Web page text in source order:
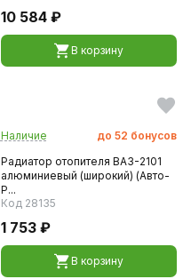
10 584 ₽
В корзину
Наличие до 52 бонусов
Радиатор отопителя ВАЗ-2101
алюминиевый (широкий) (Авто-
Р...
Код 28135
1 753 ₽
В корзину